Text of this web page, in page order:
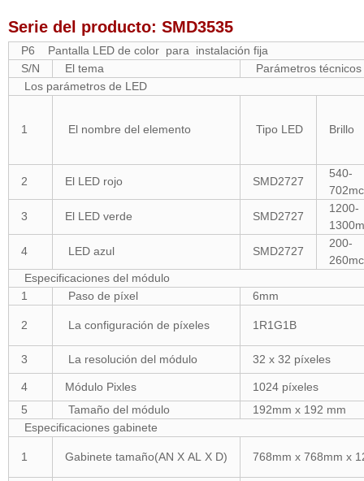
Serie del producto: SMD3535
P6 Pantalla LED de color para instalación fija
S/N
El tema
Parámetros técnicos
Los parámetros de LED
1 El nombre del elemento Tipo LED Brillo
2 El LED rojo SMD2727
540-
3
El LED verde SMD2727
1200-
4
LED azul SMD2727
200-
Especificaciones del módulo
1
Paso de píxel 6mm
2 La configuración de píxeles 1R1G1B
3 La resolución del módulo 32 x 32 píxeles
4 Módulo Pixles
1024 píxeles
5
Tamaño del módulo
192mm x 192 mm
Especificaciones gabinete
1 Gabinete tamaño(AN X AL X D) 768mm x 768mm x